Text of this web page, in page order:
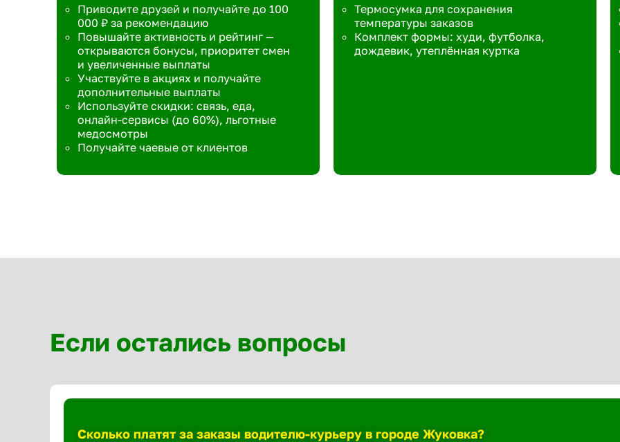
Приводите друзей и получайте до 100
000 ₽ за рекомендацию
Повышайте активность и рейтинг —
открываются бонусы, приоритет смен
и увеличенные выплаты
Участвуйте в акциях и получайте
дополнительные выплаты
Используйте скидки: связь, еда,
онлайн-сервисы (до 60%), льготные
медосмотры
Получайте чаевые от клиентов
Термосумка для сохранения
температуры заказов
Комплект формы: худи, футболка,
дождевик, утеплённая куртка
Если остались вопросы
Сколько платят за заказы водителю-курьеру в городе Жуковка?